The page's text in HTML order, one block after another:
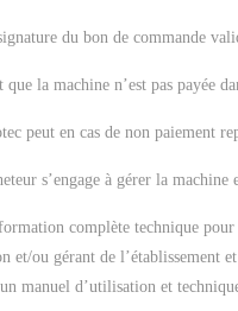
du bon de commande
que la machine n’est pas payée
peut en cas de non paiement
s’engage à gérer la
complète technique
et/ou gérant de l’établissement
manuel d’utilisation et